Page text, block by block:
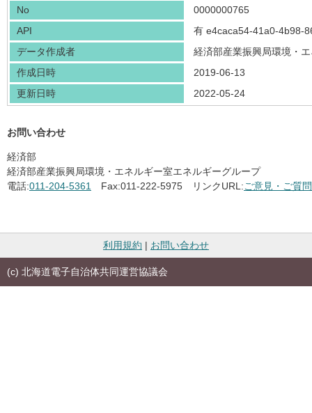
No
0000000765
API
有 e4caca54-41a0-4b98-
データ作成者
経済部産業振興局環境・
作成日時
2019-06-13
更新日時
2022-05-24
お問い合わせ
経済部
経済部産業振興局環境・エネルギー室エネルギーグループ
電話:011-204-5361 Fax:011-222-5975 リンクURL:ご意見・ご質
利用規約 | お問い合わせ
(c) 北海道電子自治体共同運営協議会